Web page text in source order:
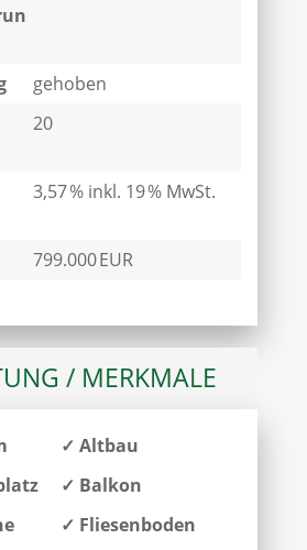
gehoben
20
3,57 % inkl. 19 % MwSt.
799.000 EUR
/ MERKMALE
✓ Altbau
✓ Balkon
✓ Fliesenboden